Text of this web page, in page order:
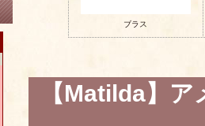
ブラス
【Matilda】